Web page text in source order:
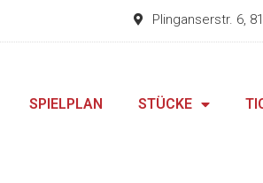
Plinganserstr. 6,
SPIELPLAN STÜCKE